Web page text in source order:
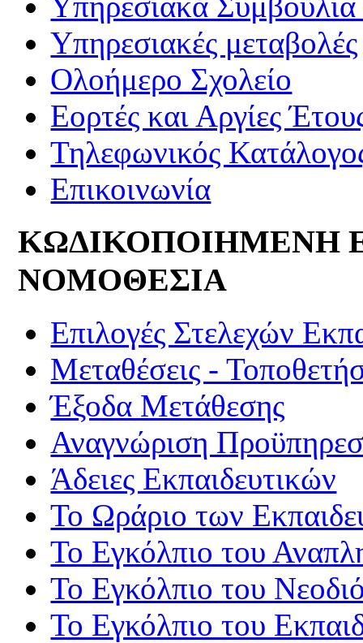
Υπηρεσιακές μεταβολές
Ολοήμερο Σχολείο
Εορτές και Αργίες
Τηλεφωνικός
Επικοινωνία
ΚΩΔΙΚΟΠΟΙΗΜΕΝΗ
ΝΟΜΟΘΕΣΙΑ
Επιλογές Στελεχών
Μεταθέσεις -
Έξοδα Μετάθεσης
Αναγνώριση
Άδειες Εκπαιδευτικών
Το Ωράριο των
Το Εγκόλπιο του
Το Εγκόλπιο του
Το Εγκόλπιο του